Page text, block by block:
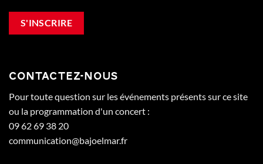
CONTACTEZ-NOUS
Pour toute question sur les événements présents sur ce site
ou la programmation d'un concert :
09 62 69 38 20
communication@bajoelmar.fr